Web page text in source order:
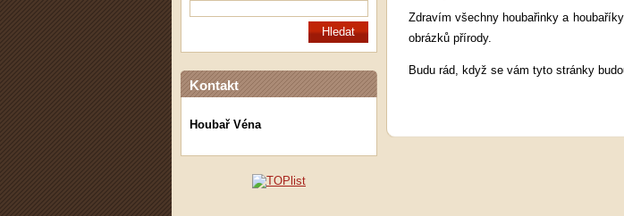
Kontakt
Houbař Véna
Zdravím všechny houbařinky a
obrázků přírody.
Budu rád, když se vám tyto stránky